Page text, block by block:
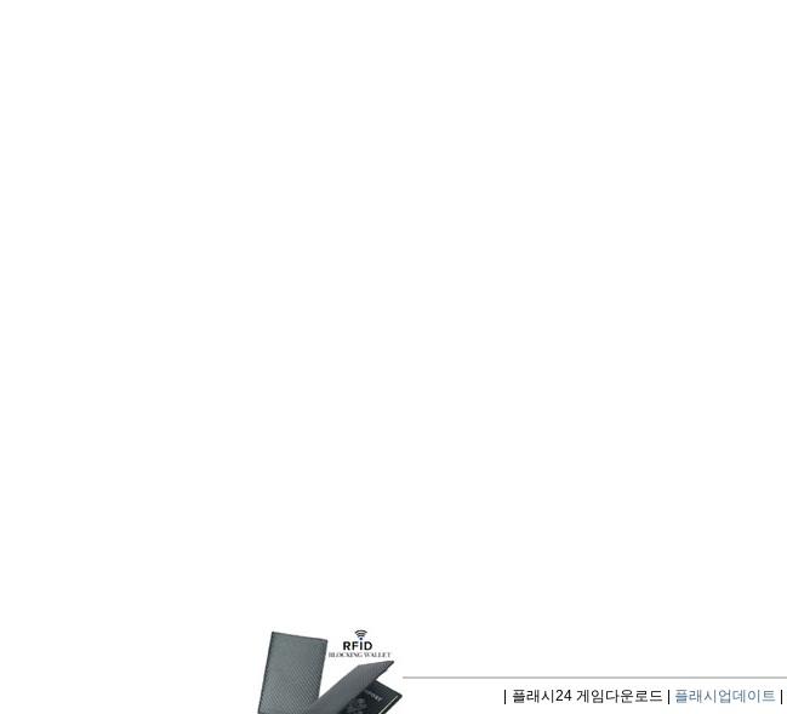
플래시24 게임다운로드 | 플래시업데이트